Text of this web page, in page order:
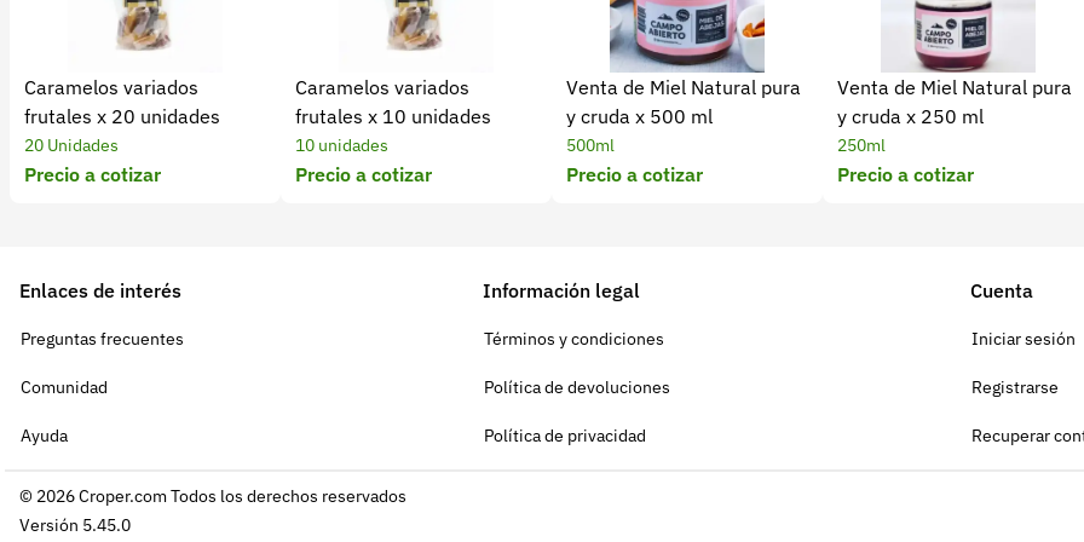
Caramelos variados
frutales x 20 unidades
20 Unidades
Precio a cotizar
Caramelos variados
frutales x 10 unidades
10 unidades
Precio a cotizar
Venta de Miel Natural pura
y cruda x 500 ml
500ml
Precio a cotizar
Venta de Miel Natural pura
y cruda x 250 ml
250ml
Precio a cotizar
Enlaces de interés
Preguntas frecuentes
Comunidad
Ayuda
Información legal
Términos y condiciones
Política de devoluciones
Política de privacidad
Cuenta
Iniciar sesión
Registrarse
Recuperar
© 2026 Croper.com Todos los derechos reservados
Versión 5.45.0